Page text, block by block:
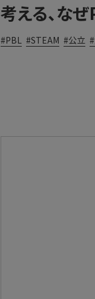
考える、な
PBL STEAM 公立